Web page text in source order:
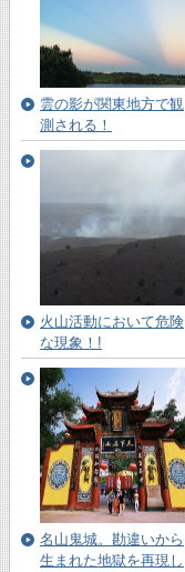
雲の影が関東地方で観
測される！
火山活動において危険
な現象！!
名山鬼城。勘違いから
生まれた地獄を再現し